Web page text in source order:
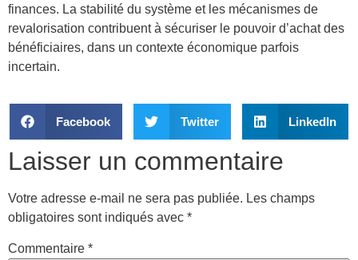
finances. La stabilité du système et les mécanismes de
revalorisation contribuent à sécuriser le pouvoir d’achat des
bénéficiaires, dans un contexte économique parfois
incertain.
Facebook Twitter LinkedIn
Laisser un commentaire
Votre adresse e-mail ne sera pas publiée. Les champs
obligatoires sont indiqués avec *
Commentaire *